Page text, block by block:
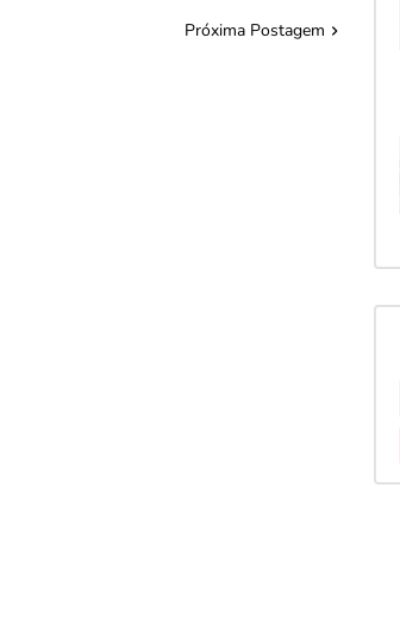
Próxima Postagem